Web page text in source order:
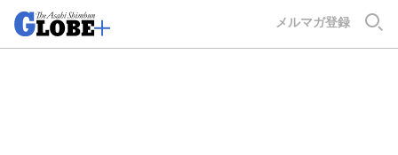
メルマガ登録